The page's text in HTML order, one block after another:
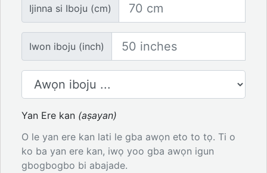
Ijinna si Iboju (cm)
Iwon iboju (inch)
Nọmba ti Awọn iboju
Yan Ere kan (aṣayan)
O le yan ere kan lati le gba awọn eto to tọ. Ti o
ko ba yan ere kan, iwọ yoo gba awọn igun
gbogbogbo bi abajade.